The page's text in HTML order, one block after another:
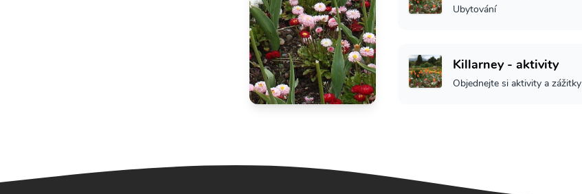
Ubytování
Killarney - aktivity
Objednejte si aktivity a zážitky